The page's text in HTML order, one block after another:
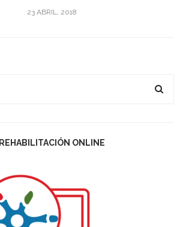
23 ABRIL, 2018
REHABILITACIÓN ONLINE